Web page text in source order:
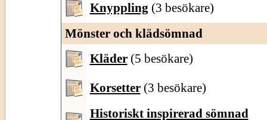
Knyppling (3 besökare)
Mönster och klädsömnad
Kläder (5 besökare)
Korsetter (3 besökare)
Historiskt inspirerad sömnad